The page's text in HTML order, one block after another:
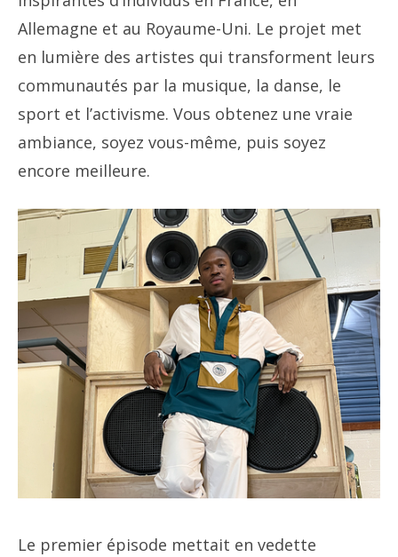
Allemagne et au Royaume-Uni. Le projet met
en lumière des artistes qui transforment leurs
communautés par la musique, la danse, le
sport et l’activisme. Vous obtenez une vraie
ambiance, soyez vous-même, puis soyez
encore meilleure.
Le premier épisode mettait en vedette